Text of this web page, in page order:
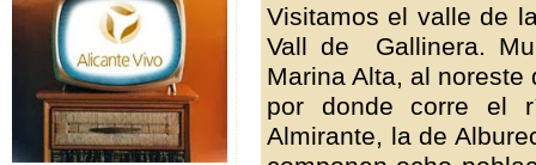
Visitamos el valle de
Vall de Gallinera.
Marina Alta, al
por donde corre el
Almirante, la de